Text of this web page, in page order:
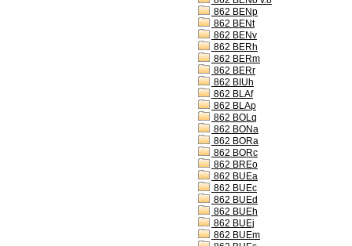
862 BENp
862 BENt
862 BENv
862 BERh
862 BERm
862 BERr
862 BIUh
862 BLAf
862 BLAp
862 BOLq
862 BONa
862 BORa
862 BORc
862 BREo
862 BUEa
862 BUEc
862 BUEd
862 BUEh
862 BUEj
862 BUEm